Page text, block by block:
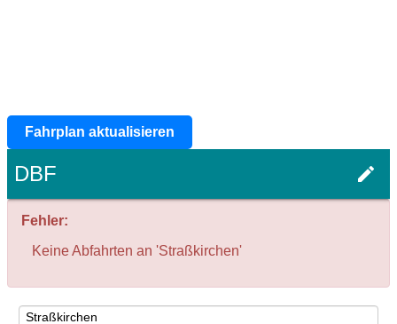
Fahrplan aktualisieren